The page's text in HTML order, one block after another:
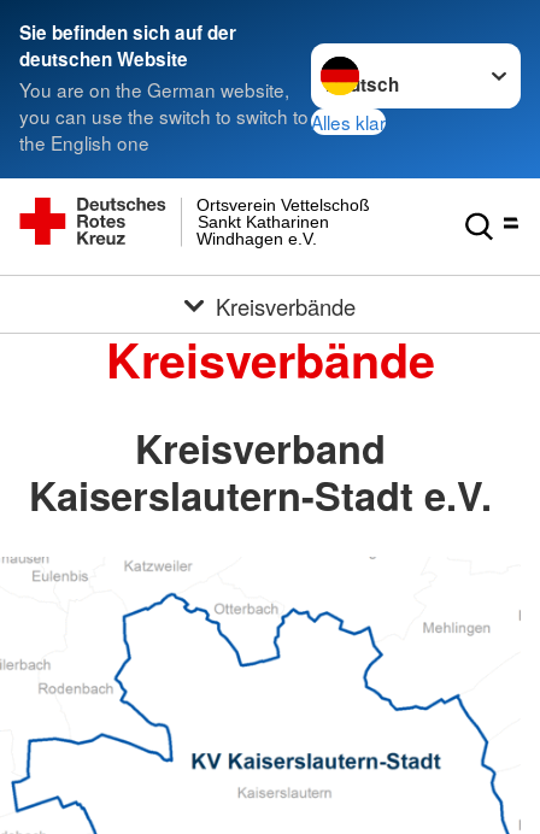
Sie befinden sich auf der
deutschen Website
You are on the German website,
you can use the switch to switch to
the English one
Sprache wechseln zu
Alles klar
Windhagen e.V.
Sankt Katharinen
Ortsverein Vettelschoß
Kreisverbände
Kreisverbände
Kreisverband
Kaiserslautern-Stadt e.V.